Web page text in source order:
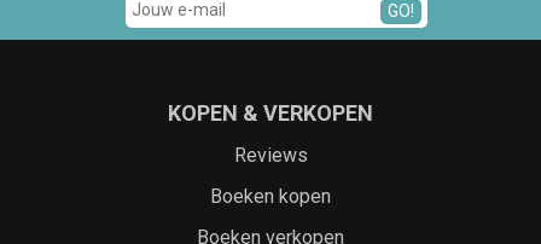
GO!
KOPEN & VERKOPEN
Reviews
Boeken kopen
Boeken verkopen